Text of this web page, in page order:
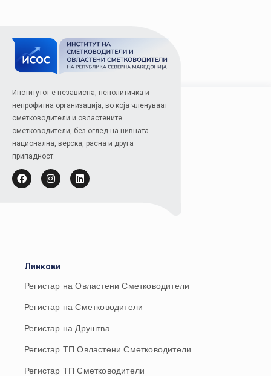
Институтот е независна, неполитичка и
непрофитна организација, во која членуваат
сметководители и овластените
сметководители, без оглед на нивната
национална, верска, расна и друга
припадност.
Линкови
Регистар на Овластени Сметководители
Регистар на Сметководители
Регистар на Друштва
Регистар ТП Овластени Сметководители
Регистар ТП Сметководители